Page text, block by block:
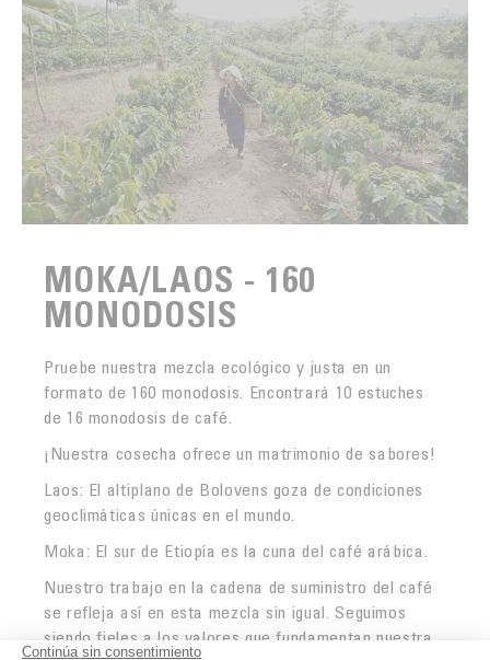
MOKA/LAOS - 160
MONODOSIS
Pruebe nuestra mezcla ecológico y justa en un
formato de 160 monodosis. Encontrará 10 estuches
de 16 monodosis de café.
¡Nuestra cosecha ofrece un matrimonio de sabores!
Laos: El altiplano de Bolovens goza de condiciones
geoclimáticas únicas en el mundo.
Moka: El sur de Etiopía es la cuna del café arábica.
Nuestro trabajo en la cadena de suministro del café
se refleja así en esta mezcla sin igual. Seguimos
siendo fieles a los valores que fundamentan nuestra